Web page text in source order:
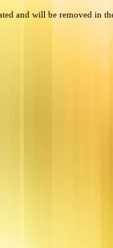
and will be removed in